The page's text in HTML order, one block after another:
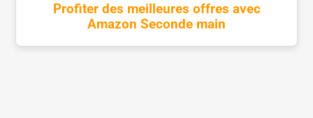
Profiter des meilleures offres avec
Amazon Seconde main